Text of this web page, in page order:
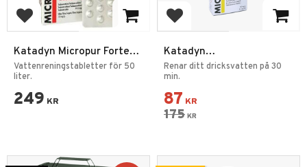
Lägg till i favoriter
Katadyn Micropur Forte
Vattenreningstabletter
50 st
Vattenreningstabletter för 50
liter.
249 KR
Lägg till i favoriter
Katadyn
Vattenreningstabletter
Micropur Quick 70 tab
Renar ditt dricksvatten på 30
min.
87 KR
175 KR